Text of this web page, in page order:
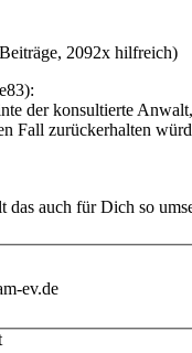
2092x hilfreich)
:
der konsultierte
Fall zurückerhalten
das auch für Dich so
ev.de